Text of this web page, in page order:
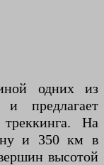
одних из
предлагает
На
и 350 км в
высотой